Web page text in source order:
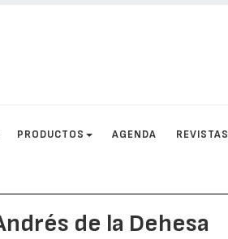
PRODUCTOS AGENDA REVISTAS
de la Dehesa